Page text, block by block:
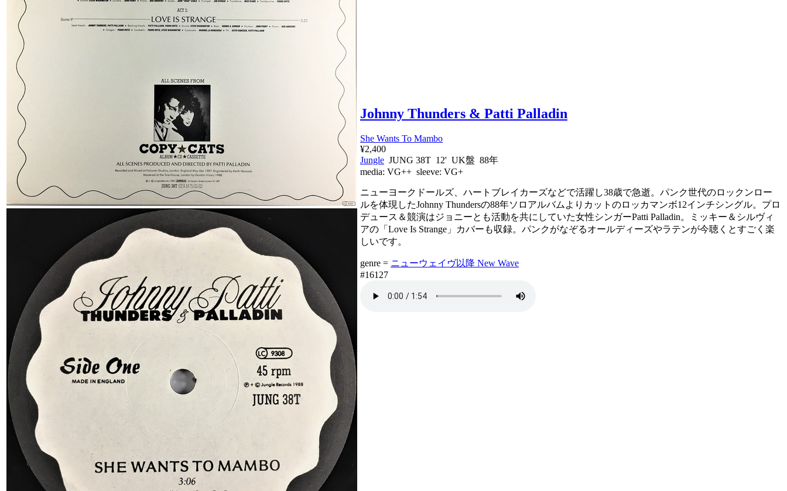
Johnny Thunders & Patti Palladin
She Wants To Mambo
¥2,400
Jungle JUNG 38T 12' UK盤 88年
media: VG++ sleeve: VG+
ニューヨークドールズ、ハートブレイカーズなどで活躍し38歳で急逝。パンク世代のロックンロー
ルを体現したJohnny Thundersの88年ソロアルバムよりカットのロッカマンボ12インチシングル。プロ
デュース＆競演はジョニーとも活動を共にしていた女性シンガーPatti Palladin。ミッキー＆シルヴィ
アの「Love Is Strange」カバーも収録。パンクがなぞるオールディーズやラテンが今聴くとすごく楽
しいです。
genre = ニューウェイヴ以降 New Wave
#16127